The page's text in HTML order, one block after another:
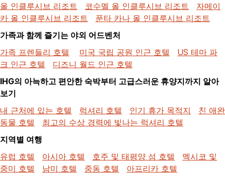
올 인클루시브 리조트
코수멜 올 인클루시브 리조트
자메이
카 올 인클루시브 리조트
푼타 카나 올 인클루시브 리조트
가족과 함께 즐기는 야외 어드벤처
가족 프렌들리 호텔
미국 국립 공원 인근 호텔
US 테마 파
크 인근 호텔
디즈니 월드 인근 호텔
IHG의 아늑하고 편안한 숙박부터 고급스러운 휴양지까지 알아
보기
내 근처에 있는 호텔
럭셔리 호텔 인기 휴가 목적지
친 애완
동물 호텔
최고의 수상 경력에 빛나는 럭셔리 호텔
지역별 여행
유럽 호텔
아시아 호텔 호주 및 태평양 섬 호텔
멕시코 및
중미 호텔
남미 호텔 중동 호텔 아프리카 호텔